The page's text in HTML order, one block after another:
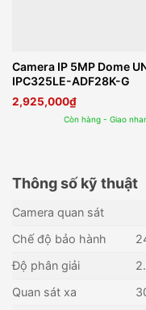
Camera IP 5MP Dome
IPC325LE-ADF28K-G
2,925,000₫
Còn hàng - Giao
Thông số kỹ thuật
Camera quan sát
Chế độ bảo hành
Độ phân giải
Quan sát xa